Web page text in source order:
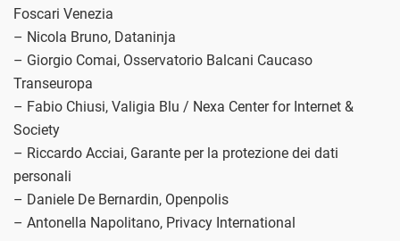
Foscari Venezia
– Nicola Bruno, Dataninja
– Giorgio Comai, Osservatorio Balcani Caucaso
Transeuropa
– Fabio Chiusi, Valigia Blu / Nexa Center for Internet &
Society
– Riccardo Acciai, Garante per la protezione dei dati
personali
– Daniele De Bernardin, Openpolis
– Antonella Napolitano, Privacy International